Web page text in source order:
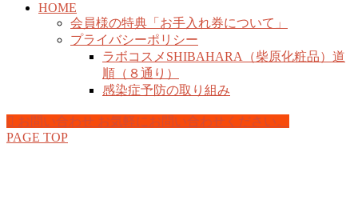
HOME
会員様の特典「お手入れ券について」
プライバシーポリシー
ラボコスメSHIBAHARA（柴原化粧品）道
順（８通り）
感染症予防の取り組み
お問い合わせ お気軽にお問い合わせください。
PAGE TOP